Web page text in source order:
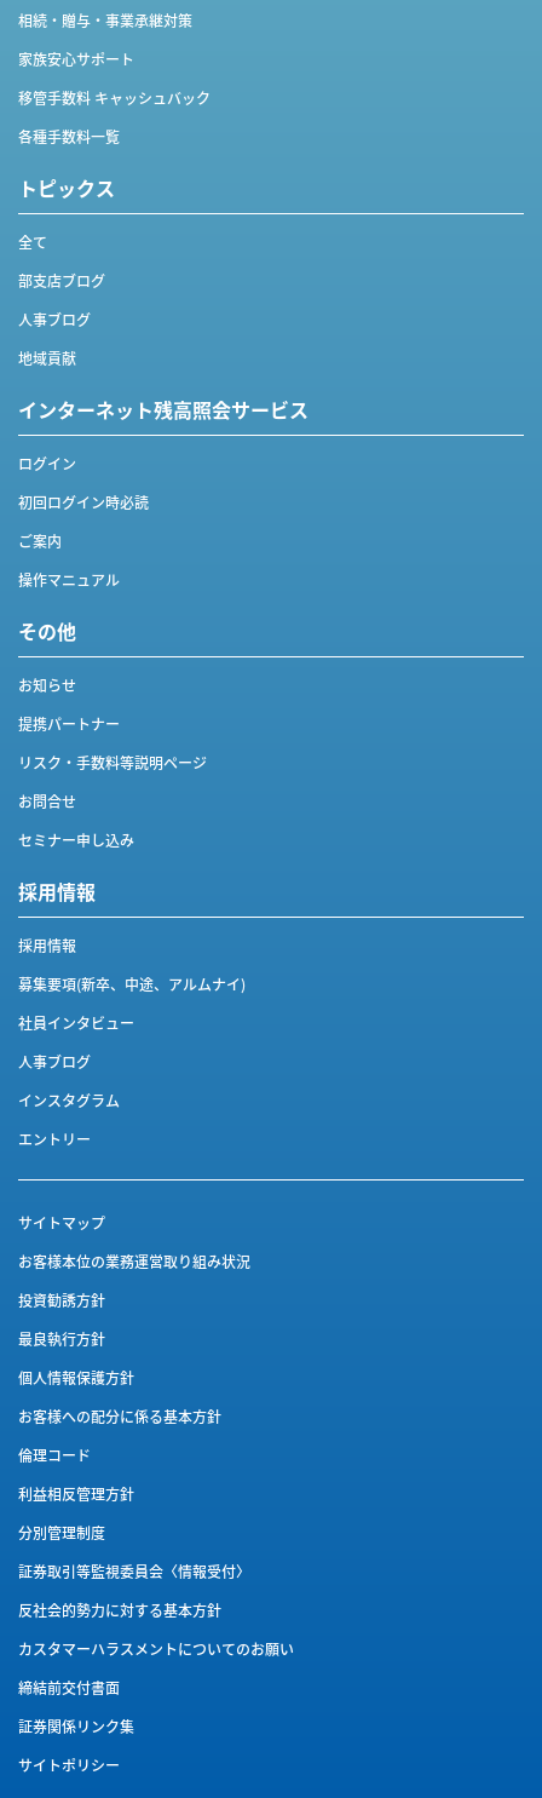
相続・贈与・事業承継対策
家族安心サポート
移管手数料 キャッシュバック
各種手数料一覧
トピックス
全て
部支店ブログ
人事ブログ
地域貢献
インターネット残高照会サービス
ログイン
初回ログイン時必読
ご案内
操作マニュアル
その他
お知らせ
提携パートナー
リスク・手数料等説明ページ
お問合せ
セミナー申し込み
採用情報
採用情報
募集要項(新卒、中途、アルムナイ)
社員インタビュー
人事ブログ
インスタグラム
エントリー
サイトマップ
お客様本位の業務運営取り組み状況
投資勧誘方針
最良執行方針
個人情報保護方針
お客様への配分に係る基本方針
倫理コード
利益相反管理方針
分別管理制度
証券取引等監視委員会〈情報受付〉
反社会的勢力に対する基本方針
カスタマーハラスメントについてのお願い
締結前交付書面
証券関係リンク集
サイトポリシー